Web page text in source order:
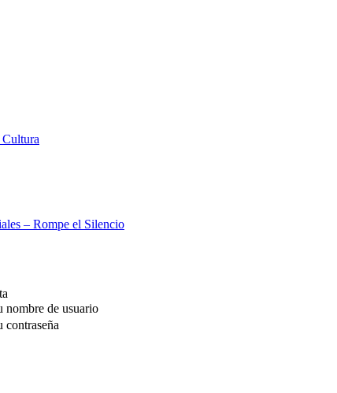
– Rompe el Silencio
nombre de usuario
contraseña